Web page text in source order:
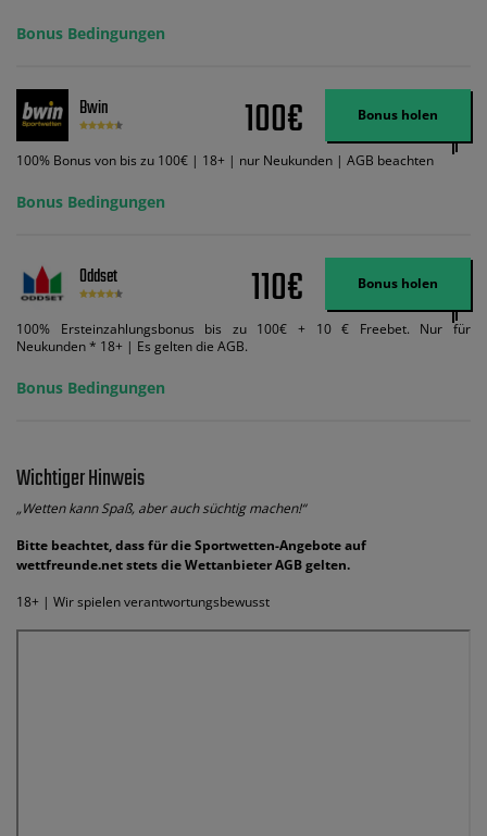
ein und wir geben Ihnen die entsprechende qualifizierende Einzahlung in
Wett-Credits, wenn Sie qualifizierende Wetten im gleichen Wert platzieren
Wett-Credits aus. Es gelten die AGB, Zeitlimits und Ausnahmen. Der Bonus-
Code VIPANGEBOT kann während der Anmeldung benutzt werden, jedoch
ändert dies den Angebotsbetrag in keinster Weise.
Bonus Bedingungen
Bwin 100€ Bonus holen
100% Bonus von bis zu 100€ | 18+ | nur Neukunden | AGB beachten
Bonus Bedingungen
Oddset 110€ Bonus holen
100% Ersteinzahlungsbonus bis zu 100€ + 10 € Freebet. Nur für
Neukunden * 18+ | Es gelten die AGB.
Bonus Bedingungen
Wichtiger Hinweis
„Wetten kann Spaß, aber auch süchtig machen!“
Bitte beachtet, dass für die Sportwetten-Angebote auf
wettfreunde.net stets die Wettanbieter AGB gelten.
18+ | Wir spielen verantwortungsbewusst